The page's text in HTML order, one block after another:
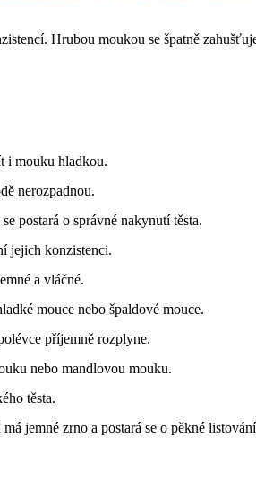
Hrubou moukou se špatně
i mouku hladkou.
nerozpadnou.
postará o správné nakynutí těsta.
jejich konzistenci.
a vláčné.
mouce nebo špaldové mouce.
příjemně rozplyne.
nebo mandlovou mouku.
těsta.
jemné zrno a postará se o pěkné